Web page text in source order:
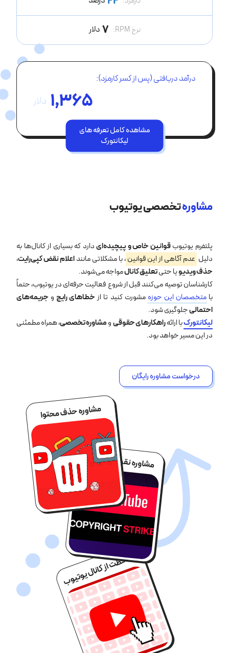
نرخ RPM: 7 دلار
درآمد دریافتی (پس از کسر کارمزد):
1,365 دلار
مشاهده کامل تعرفه های
لیکانتورک
مشاورهتخصصی یوتیوب
پلتفرم یوتیوبقوانین خاص و پیچیده‌ایدارد که بسیاری از کانال‌ها به
دلیل عدم آگاهی از این قوانین، با مشکلاتی ماننداعلام نقض کپی‌رایت،
حذف ویدیویا حتیتعلیق کانالمواجه می‌شوند.
کارشناسان توصیه می‌کنند قبل از شروع فعالیت حرفه‌ای در یوتیوب، حتماً
بامتخصصان این حوزه مشورت کنید تا از خطاهای رایج و جریمه‌های
احتمالیجلوگیری شود.
لیکانتورکبا ارائهراهکارهای حقوقیومشاوره تخصصی، همراه مطمئنی
در این مسیر خواهد بود.
درخواست مشاوره رایگان
مشاوره نقض کپی رایت
مشاوره حذف محتوا
محافظت از کانال یوتیوب